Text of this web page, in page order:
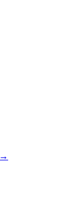
→